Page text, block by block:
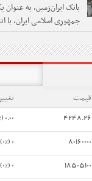
بانک ایران‌زمین، به
جمهوری اسلامی ایران، با
چندوجهی، مسیری روشن
پایدار و خدمت‌رسانی
است.
قیمت
4248.26
0.00 (0%)
80160000
0 (0%)
18505100
0 (0%)